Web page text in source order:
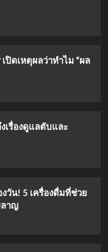
ปิดเหตุผลว่าทำไม “ผล
เรื่องดูแลตับและ
วัน! 5 เครื่องดื่มที่ช่วย
ลาญ